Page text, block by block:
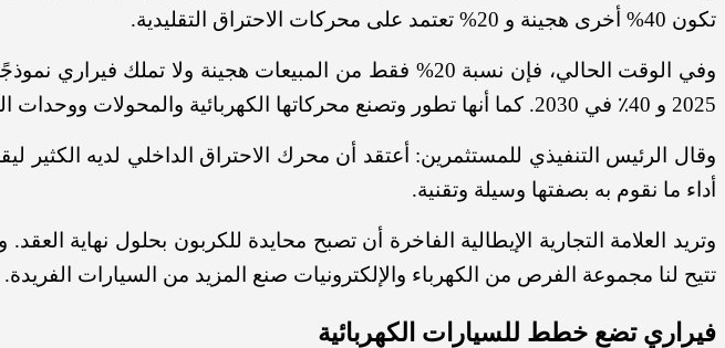
تكون 40% أخرى هجينة و 20% تعتمد على محركات الاحتراق التقليدية.
2025 و 40٪ في 2030. كما أنها تطور وتصنع محركاتها الكهربائية والمحولات ووحدات البطارية لنماذجها الكهربائية.
وقال الرئيس التنفيذي للمستثمرين: أعتقد أن محرك الاحتراق الداخلي لديه الكثير
أداء ما نقوم به بصفتها وسيلة وتقنية.
وتريد العلامة التجارية الإيطالية الفاخرة أن تصبح محايدة للكربون بحلول نهاية
تتيح لنا مجموعة الفرص من الكهرباء والإلكترونيات صنع المزيد من السيارات الفريدة.
فيراري تضع خطط للسيارات الكهربائية